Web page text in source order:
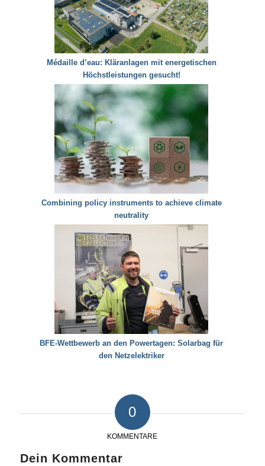
Médaille d’eau: Kläranlagen mit energetischen
Höchstleistungen gesucht!
Combining policy instruments to achieve climate
neutrality
BFE-Wettbewerb an den Powertagen: Solarbag für
den Netzelektriker
0
KOMMENTARE
Dein Kommentar